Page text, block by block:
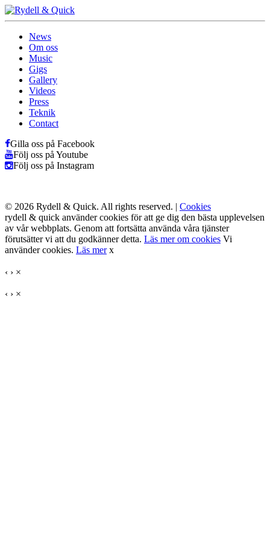
News
Om oss
Music
Gigs
Gallery
Videos
Press
Teknik
Contact
Gilla oss på Facebook
Följ oss på Youtube
Följ oss på Instagram
© 2026 Rydell & Quick. All rights reserved. | Cookies
rydell & quick använder cookies för att ge dig den bästa upplevelsen
av vår webbplats. Genom att fortsätta använda våra tjänster
förutsätter vi att du godkänner detta. Läs mer om cookies Vi
använder cookies. Läs mer x
‹ › ×
‹ › ×